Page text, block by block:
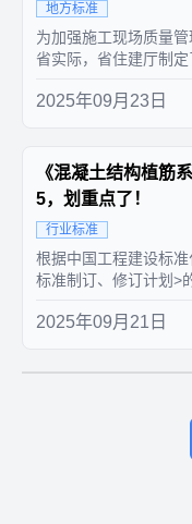
地方标准
为加强施工现场质量
省实际，省住建厅制定
手册与日常监管工作相
2025年09月23日
《混凝土结构植筋
5，划重点了！
行业标准
根据中国工程建设标
标准制订、修订计划>
植筋系统技术规程》，
2025年09月21日